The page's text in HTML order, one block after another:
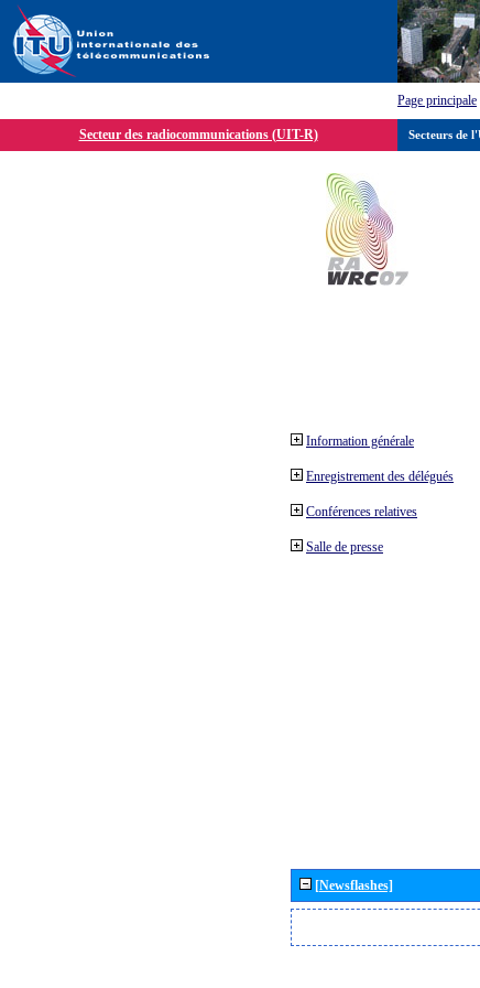
Page principale
Secteur des radiocommunications (UIT-R)
Information générale
Enregistrement des délégués
Conférences relatives
Salle de presse
[Newsflashes]
Secteurs de